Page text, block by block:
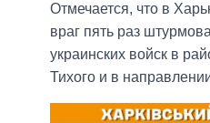
Отмечается, что в
враг пять раз
украинских войск в
Тихого и в